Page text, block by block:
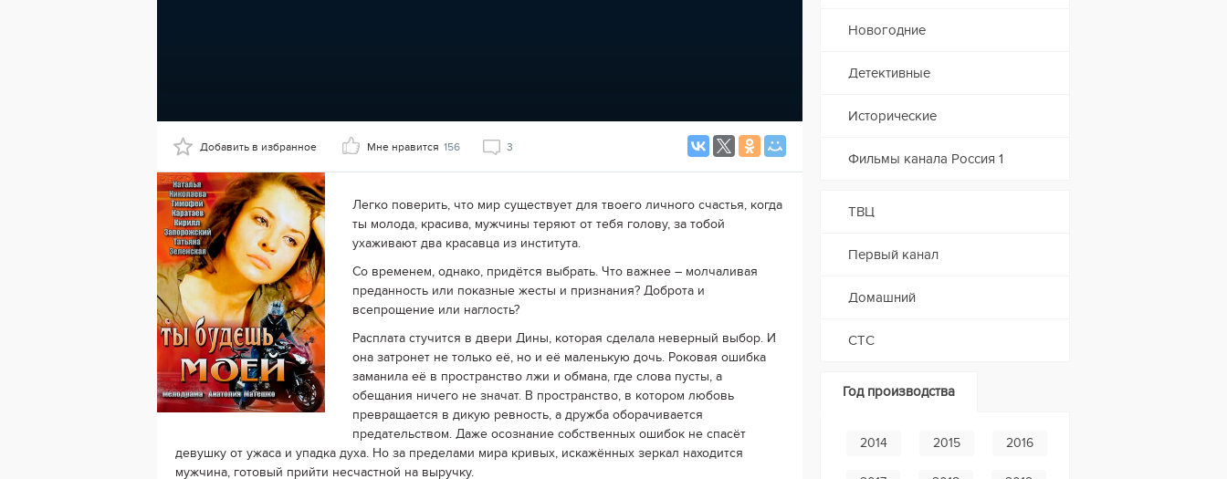
Добавить в избранное Мне нравится 156 3
Легко поверить, что мир существует для твоего личного счастья, когда
ты молода, красива, мужчины теряют от тебя голову, за тобой
ухаживают два красавца из института.
Со временем, однако, придётся выбрать. Что важнее – молчаливая
преданность или показные жесты и признания? Доброта и
всепрощение или наглость?
Расплата стучится в двери Дины, которая сделала неверный выбор. И
она затронет не только её, но и её маленькую дочь. Роковая ошибка
заманила её в пространство лжи и обмана, где слова пусты, а
обещания ничего не значат. В пространство, в котором любовь
превращается в дикую ревность, а дружба оборачивается
предательством. Даже осознание собственных ошибок не спасёт
девушку от ужаса и упадка духа. Но за пределами мира кривых, искажённых зеркал находится
мужчина, готовый прийти несчастной на выручку.
Новогодние
Детективные
Исторические
Фильмы канала Россия 1
ТВЦ
Первый канал
Домашний
СТС
Год производства
2014 2015 2016